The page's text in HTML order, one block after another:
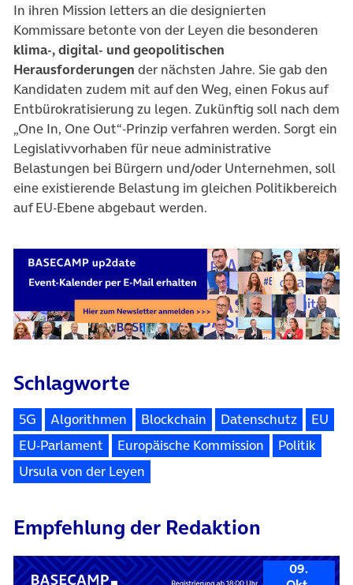
In ihren Mission letters an die designierten
Kommissare betonte von der Leyen die besonderen
klima-, digital- und geopolitischen
Herausforderungen der nächsten Jahre. Sie gab den
Kandidaten zudem mit auf den Weg, einen Fokus auf
Entbürokratisierung zu legen. Zukünftig soll nach dem
„One In, One Out“-Prinzip verfahren werden. Sorgt ein
Legislativvorhaben für neue administrative
Belastungen bei Bürgern und/oder Unternehmen, soll
eine existierende Belastung im gleichen Politikbereich
auf EU-Ebene abgebaut werden.
Schlagworte
5G Algorithmen Blockchain Datenschutz
EU
EU-Parlament
Europäische Kommission
Politik
Ursula von der Leyen
Empfehlung der Redaktion
09.